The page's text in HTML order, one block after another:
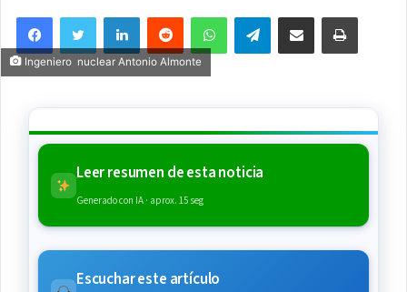
FacebookTwitter LinkedInReddit WhatsAppTelegramCompartir via Email Imprimi
Ingeniero nuclear Antonio Almonte
Leer resumen de esta noticia
Generado con IA · aprox. 15 seg
Escuchar este artículo